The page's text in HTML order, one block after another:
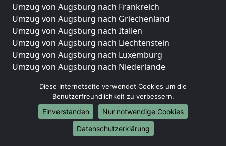
Umzug von Augsburg nach Frankreich
Umzug von Augsburg nach Griechenland
Umzug von Augsburg nach Italien
Umzug von Augsburg nach Liechtenstein
Umzug von Augsburg nach Luxemburg
Umzug von Augsburg nach Niederlande
Umzüge-Deutschlandweit
Umzug von Augsburg nach Berlin
Umzug von Augsburg nach Hamburg
Umzug von Augsburg nach München
Diese Internetseite verwendet Cookies um die
Benutzerfreundlichkeit zu verbessern.
Einverstanden
Nur notwendige Cookies
Datenschutzerklärung